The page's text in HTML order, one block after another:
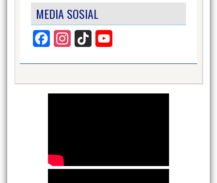
MEDIA SOSIAL
Facebook InstagramTikTok